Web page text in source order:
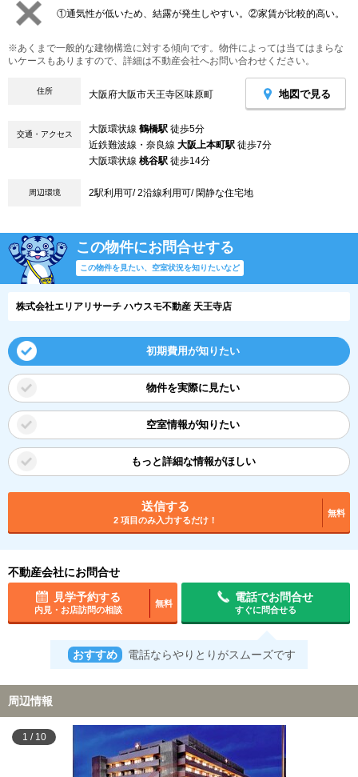
①通気性が低いため、結露が発生しやすい。②家賃が比較的高い。
※あくまで一般的な建物構造に対する傾向です。物件によっては当てはまらな
いケースもありますので、詳細は不動産会社へお問い合わせください。
住所 大阪府大阪市天王寺区味原町 地図で見る
交通・アクセス 大阪環状線 鶴橋駅 徒歩5分
近鉄難波線・奈良線 大阪上本町駅 徒歩7分
大阪環状線 桃谷駅 徒歩14分
周辺環境 2駅利用可/ 2沿線利用可/ 閑静な住宅地
この物件にお問合せする
この物件を見たい、空室状況を知りたいなど
株式会社エリアリサーチ ハウスモ不動産 天王寺店
初期費用が知りたい
物件を実際に見たい
空室情報が知りたい
もっと詳細な情報がほしい
送信する
2 項目のみ入力するだけ！
無料
不動産会社にお問合せ
見学予約する
内見・お店訪問の相談
無料
電話でお問合せ
すぐに問合せる
おすすめ 電話ならやりとりがスムーズです
周辺情報
1 / 10